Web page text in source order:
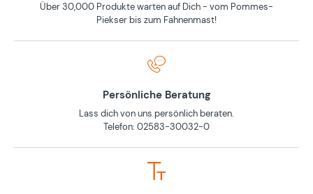
Über 30,000 Produkte warten auf Dich - vom Pommes-
Piekser bis zum Fahnenmast!
Persönliche Beratung
Lass dich von uns persönlich beraten.
Telefon: 02583-30032-0